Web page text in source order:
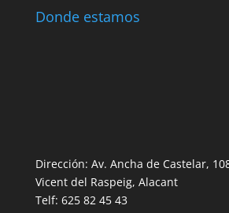
Donde estamos
Dirección: Av. Ancha de Castelar,
Vicent del Raspeig, Alacant
Telf: 625 82 45 43